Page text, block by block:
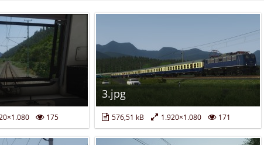
175
3.jpg
576,51 kB 1.920×1.080 171